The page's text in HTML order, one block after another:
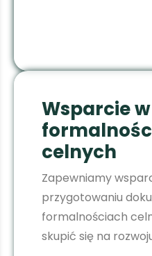
Wsparcie w
celnych
Zapewniamy
przygotowaniu
formalnościach
skupić się na